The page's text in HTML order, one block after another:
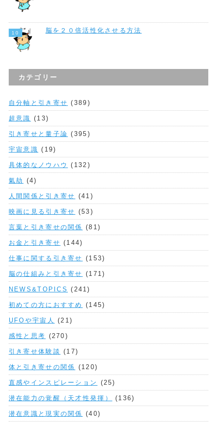
脳を２０倍活性化させる方法
カテゴリー
自分軸と引き寄せ (389)
超意識 (13)
引き寄せと量子論 (395)
宇宙意識 (19)
具体的なノウハウ (132)
氣劫 (4)
人間関係と引き寄せ (41)
映画に見る引き寄せ (53)
言葉と引き寄せの関係 (81)
お金と引き寄せ (144)
仕事に関する引き寄せ (153)
脳の仕組みと引き寄せ (171)
NEWS&TOPICS (241)
初めての方におすすめ (145)
UFOや宇宙人 (21)
感性と思考 (270)
引き寄せ体験談 (17)
体と引き寄せの関係 (120)
直感やインスピレーション (25)
潜在能力の覚醒（天才性発揮） (136)
潜在意識と現実の関係 (40)